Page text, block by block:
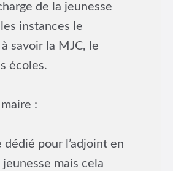
de la jeunesse
instances le
savoir la MJC, le
écoles.
:
dédié pour l’adjoint en
mais cela